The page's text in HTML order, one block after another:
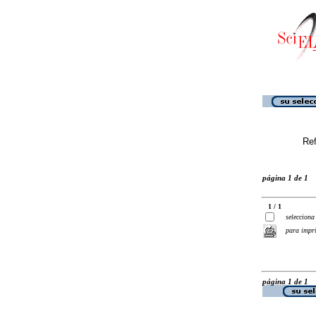
página 1 de 1
1 / 1
selecciona
para
página 1 de 1